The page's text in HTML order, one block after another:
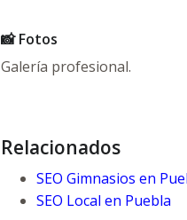
📸 Fotos
Galería profesional.
Relacionados
SEO Gimnasios en
SEO Local en Puebla